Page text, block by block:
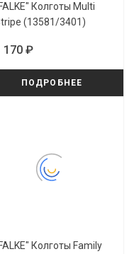
Колготы Multi
(13581/3401)
170 ₽
ПОДРОБНЕЕ
Колготы Family